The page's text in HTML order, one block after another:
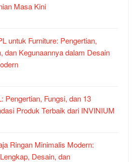
Masa Kini
untuk Furniture: Pengertian,
dan Kegunaannya dalam Desain
Pengertian, Fungsi, dan 13
Produk Terbaik dari INVINIUM
Ringan Minimalis Modern:
Desain, dan